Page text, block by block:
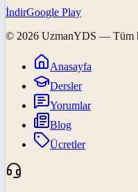
İndirGoogle Play
© 2026 UzmanYDS — Tüm
Anasayfa
Dersler
Yorumlar
Blog
Ücretler